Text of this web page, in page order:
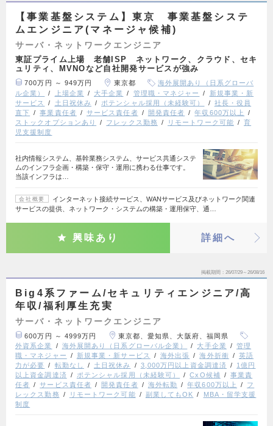
【事業基盤システム】東京 事業基盤システ
ムエンジニア(マネージャ候補)
サーバ・ネットワークエンジニア
東証プライム上場 老舗ISP ネットワーク、クラウド、セキ
ュリティ、MVNOなど自社開発サービスが強み
700万円 ～ 949万円 東京都
海外展開あり（日系グローバ
ル企業）
上場企業 大手企業 管理職・マネジャー
新規事業・新
サービス
土日祝休み ポテンシャル採用（未経験可）
社長・役員
直下
事業責任者 サービス責任者 開発責任者
年収600万以上
ストックオプションあり
フレックス勤務 リモートワーク可能
育
児支援制度
社内情報システム、基幹業務システム、サービス共通システ
ムのインフラ企画・構築・保守・運用に携わる仕事です。
当該インフラは…
会社概要
インターネット接続サービス、WANサービス及びネットワーク関連
サービスの提供、ネットワーク・システムの構築・運用保守、通…
興味あり 詳細へ
掲載期間 26/07/29～26/08/16
Big4系ファーム/セキュリティエンジニア/高
年収/福利厚生充実
サーバ・ネットワークエンジニア
600万円 ～ 4999万円
東京都、愛知県、大阪府、福岡県
外資系企業
海外展開あり（日系グローバル企業） 大手企業
管理
職・マネジャー
新規事業・新サービス 海外出張 海外折衝
英語
力が必要
転勤なし 土日祝休み 3,000万円以上資金調達済
1億円
以上資金調達済
ポテンシャル採用（未経験可） CxO候補
事業責
任者
サービス責任者 開発責任者 海外転勤 年収600万以上
フ
レックス勤務
リモートワーク可能 副業してもOK
MBA・留学支援
制度